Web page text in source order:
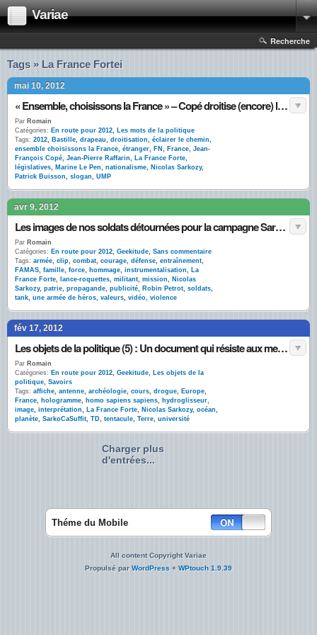
Variae
Recherche
Tags » La France Fortei
mai 10, 2012
« Ensemble, choisissons la France » – Copé droitise (encore) l’UMP
Par Romain
Catégories: En route pour 2012, Les mots de la politique
Tags: 2012, Bastille, drapeau, droitisation, éclairer le chemin,
ensemble choisissons la France, étranger, FN , France, Jean-
François Copé, Jean-Pierre Raffarin, La France Forte,
législatives, Marine Le Pen, nationalisme, Nicolas Sarkozy,
Patrick Buisson, slogan, UMP
avr 9, 2012
Les images de nos soldats détournées pour la campagne Sarkozy
Par Romain
Catégories: En route pour 2012, Geekitude, Sans commentaire
Tags: armée, clip, combat, courage, défense, entraînement,
FAMAS, famille, force, hommage, instrumentalisation, La
France Forte, lance-roquettes, militant, mission, Nicolas
Sarkozy, patrie, propagande, publicité, Robin Petrot, soldats,
tank, une armée de héros, valeurs, vidéo, violence
fév 17, 2012
Les objets de la politique (5) : Un document qui résiste aux meilleurs spécialistes #SarkoCaSuffit
Par Romain
Catégories: En route pour 2012, Geekitude, Les objets de la
politique, Savoirs
Tags: affiche, antenne, archéologie, cours, drogue, Europe,
France, hologramme, homo sapiens sapiens, hydroglisseur,
image, interprétation, La France Forte, Nicolas Sarkozy, océan,
planète, SarkoCaSuffit, TD, tentacule, Terre, université
Charger plus
d'entrées...
Théme du Mobile
All content Copyright Variae
Propulsé parWordPress + WPtouch 1.9.39